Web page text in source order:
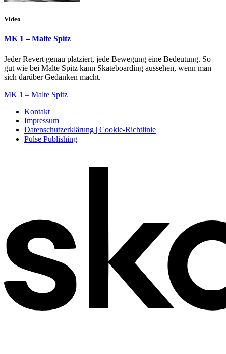
Video
MK 1 – Malte Spitz
Jeder Revert genau platziert, jede Bewegung eine Bedeutung. So
gut wie bei Malte Spitz kann Skateboarding aussehen, wenn man
sich darüber Gedanken macht.
MK 1 – Malte Spitz
Kontakt
Impressum
Datenschutzerklärung | Cookie-Richtlinie
Pulse Publishing